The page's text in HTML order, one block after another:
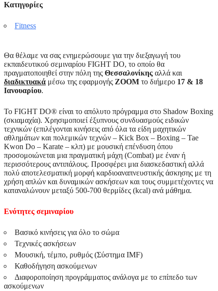
Κατηγορίες
Fitness
Θα θέλαμε να σας ενημερώσουμε για την διεξαγωγή του
εκπαιδευτικού σεμιναρίου FIGHT DO, το οποίο θα
πραγματοποιηθεί στην πόλη της Θεσσαλονίκης αλλά και
διαδικτυακά μέσω της εφαρμογής ZOOM το διήμερο 17 & 18
Ιανουαρίου.
Το FIGHT DO® είναι το απόλυτο πρόγραμμα στο Shadow Boxing
(σκιαμαχία). Χρησιμοποιεί έξυπνους συνδυασμούς ειδικών
τεχνικών (επιλέγονται κινήσεις από όλα τα είδη μαχητικών
αθλημάτων και πολεμικών τεχνών – Kick Box – Boxing – Tae
Kwon Do – Karate – κλπ) με μουσική επένδυση όπου
προσομοιώνεται μια πραγματική μάχη (Combat) με έναν ή
περισσότερους αντιπάλους. Προσφέρει μια διασκεδαστική αλλά
πολύ αποτελεσματική μορφή καρδιοαναπνευστικής άσκησης με τη
χρήση απλών και δυναμικών ασκήσεων και τους συμμετέχοντες να
καταναλώνουν μεταξύ 500-700 θερμίδες (kcal) ανά μάθημα.
Ενότητες σεμιναρίου
Βασικό κινήσεις για όλο το σώμα
Τεχνικές ασκήσεων
Μουσική, τέμπο, ρυθμός (Σύστημα IMF)
Καθοδήγηση ασκούμενων
Διαφοροποίηση προγράμματος ανάλογα με το επίπεδο των
ασκούμενων